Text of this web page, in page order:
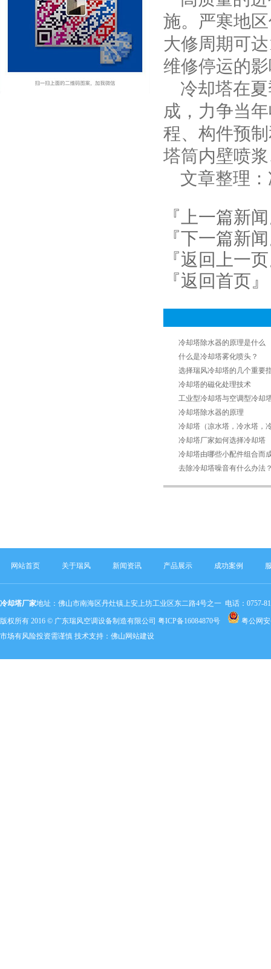
施。严寒地
大修周期可
维修停运的
冷却塔在夏
成，力争当
程、构件预
塔筒内壁喷
文章整理：
『上一篇新
『下一篇新
『返回上一
『返回首页』
冷却塔除水器的原理是什么
什么是冷却塔雾化喷头？
选择瑞风冷却塔的几个重要
冷却塔的磁化处理技术
工业型冷却塔与空调型冷却
冷却塔除水器的原理
冷却塔（凉水塔，冷水塔，
冷却塔厂家如何选择冷却塔
冷却塔由哪些小配件组合而
去除冷却塔噪音有什么办法
网站首页 关于瑞风 新闻资讯 产品展示 成功案例
冷却塔厂家地址：佛山市南海区丹灶镇上安上坊工业区东二路4号之一 电话：0757-
版权所有 2016 © 广东瑞风空调设备制造有限公司 粤ICP备16084870号
粤公网安
市场有风险投资需谨慎 技术支持： 佛山网站建设